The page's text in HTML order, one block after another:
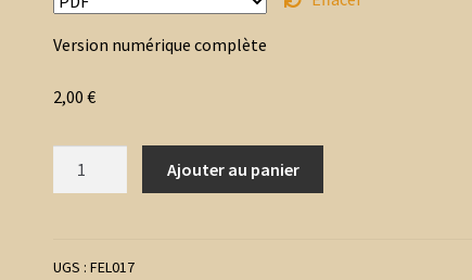
Version numérique complète
2,00€
pince
Ajouter au panier
UGS :FEL017